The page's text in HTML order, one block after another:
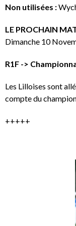
Non utilisées :
LE PROCHAIN
Dimanche 10
R1F ->
Les Lilloises sont
compte du
+++++